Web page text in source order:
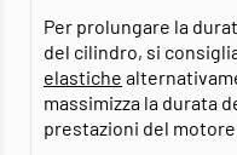
Per prolungare la
del cilindro, si
elastiche
massimizza la durata
prestazioni del motore.